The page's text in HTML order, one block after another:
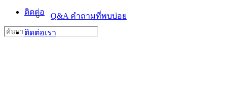
Q&A คำถามที่พบบ่อย
ติดต่อเรา
ติดต่อเรา
Search
for: